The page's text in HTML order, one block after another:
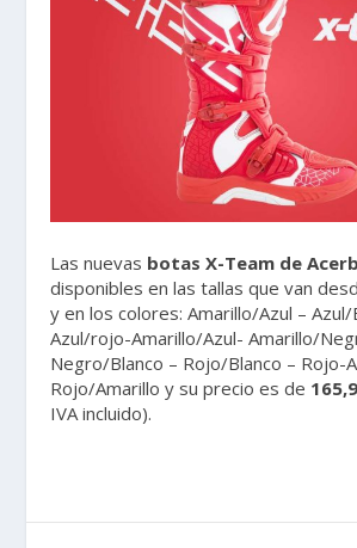
Las nuevas botas X-Team de
disponibles en las tallas que van
y en los colores: Amarillo/Azul – Azul/
Azul/rojo-Amarillo/Azul- Amarillo/
Negro/Blanco – Rojo/Blanco – Rojo-
Rojo/Amarillo y su precio es de
IVA incluido).